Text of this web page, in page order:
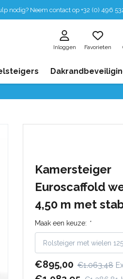
nodig? Neem contact op +32 (0) 496 532
Inloggen Favorieten
Kamersteiger
Euroscaffold
4,50 m met
Maak een keuze: *
€895,00 €1.063,48